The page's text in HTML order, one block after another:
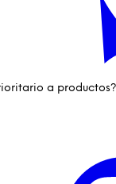
a productos?